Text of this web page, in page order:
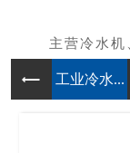
工业冷水...